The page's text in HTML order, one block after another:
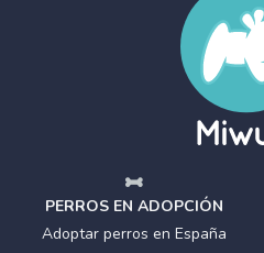
PERROS EN ADOPCIÓN
Adoptar perros en España